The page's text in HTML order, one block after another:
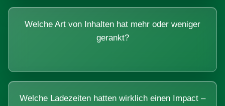
Welche Art von Inhalten hat mehr oder weniger
gerankt?
Welche Ladezeiten hatten wirklich einen Impact –